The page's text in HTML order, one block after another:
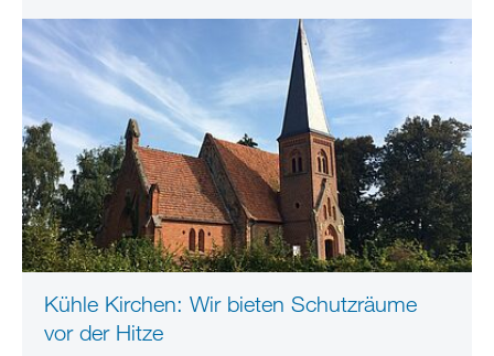
Kühle Kirchen: Wir bieten Schutzräume
vor der Hitze